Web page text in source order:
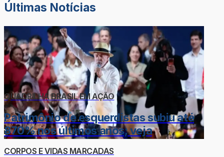
Últimas Notícias
QUADRILHA BRASIL EM AÇÃO
Patrimônio de esquerdistas subiu até
870% nos últimos anos; veja
CORPOS E VIDAS MARCADAS